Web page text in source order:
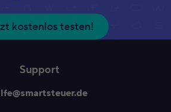
kostenlos testen!
Support